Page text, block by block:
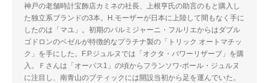
神戸の老舗時計宝飾店カミネの社長、上根亨氏の助言のもと購入し
た独立系ブランドの3本。H.モーザーが日本に上陸して間もなく手に
したのは「マユ」。初期のパルミジャーニ・フルリエからはダブル
ゴドロンのベゼルが特徴的なプラチナ製の「トリック オートマチッ
ク」を手にした。F.P.ジュルヌでは「オクタ・パワーリザーブ」を購
入。Ｆさんは「オーパス1」の頃からフランソワ-ポール・ジュルヌ
に注目し、南青山のブティックには開設当初から足を運んでいた。